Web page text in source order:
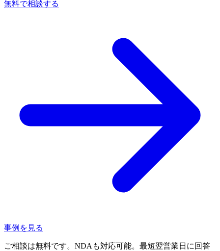
無料で相談する
事例を見る
ご相談は無料です。NDAも対応可能。最短翌営業日に回答